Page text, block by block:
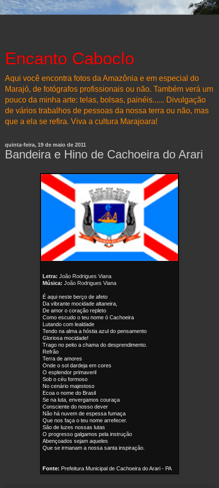
Encanto Caboclo
Aqui você encontra fotos da Amazônia e em especial do
Marajó, de fotógrafos profissionais ou não. Também verá um
pouco da minha arte: telas, bolsas, painéis...... Divulgação
de vários trabalhos de pessoas da nossa terra ou não, mas
que a ela se refira. Viva a cultura Marajoara!
quinta-feira, 19 de maio de 2011
Bandeira e Hino de Cachoeira do Arari
Letra: João Rodrigues Viana
Música: João Rodrigues Viana
É aqui neste berço de afeto
Da vibrante mocidade altaneira,
De amor o coração repleto
Como escudo o teu nome ó Cachoeira
Lutando com lealdade
Tendo na alma a hóstia azul do pensamento
Gloriosa mocidade!
Trago no peito a chama do desprendimento.
Refrão
Terra de amores
Onde o sol dardeja em cores
O esplendor primaveril
Sob o céu formoso
No cenário majestoso
Ecoa o nome do Brasil
Se na luta, envergamos couraça
Consciente do nosso dever
Não há nuvem de espessa fumaça
Que nos faça o teu nome arrefecer.
São de luzes nossas lutas
O progresso galgamos pela instrução
Abençoados sejam aqueles
Que se irmanam a nossa santa inspiração.
Fonte: Prefeitura Municipal de Cachoeira do Arari - PA